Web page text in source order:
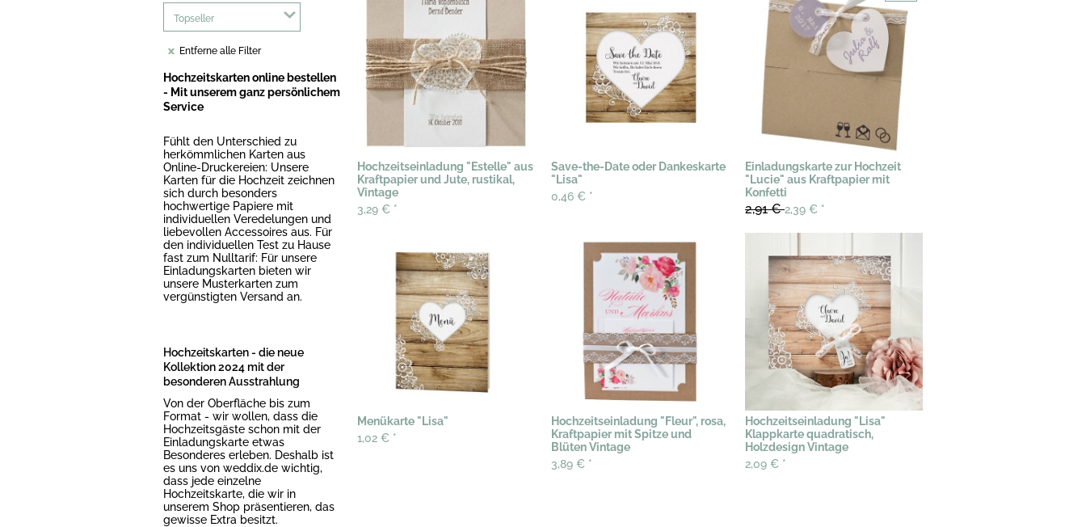
Topseller
Entferne alle Filter
Hochzeitskarten online bestellen
- Mit unserem ganz persönlichem
Service
Fühlt den Unterschied zu
herkömmlichen Karten aus
Online-Druckereien: Unsere
Karten für die Hochzeit zeichnen
sich durch besonders
hochwertige Papiere mit
individuellen Veredelungen und
liebevollen Accessoires aus. Für
den individuellen Test zu Hause
fast zum Nulltarif: Für unsere
Einladungskarten bieten wir
unsere Musterkarten zum
vergünstigten Versand an.
Hochzeitskarten - die neue
Kollektion 2024 mit der
besonderen Ausstrahlung
Von der Oberfläche bis zum
Format - wir wollen, dass die
Hochzeitsgäste schon mit der
Einladungskarte etwas
Besonderes erleben. Deshalb ist
es uns von weddix.de wichtig,
dass jede einzelne
Hochzeitskarte, die wir in
unserem Shop präsentieren, das
gewisse Extra besitzt.
Hochzeitseinladung "Estelle" aus
Kraftpapier und Jute, rustikal,
Vintage
3,29 € *
Save-the-Date oder Dankeskarte
"Lisa"
0,46 € *
Einladungskarte zur Hochzeit
"Lucie" aus Kraftpapier mit
Konfetti
2,91 €2,39 € *
Menükarte "Lisa"
1,02 € *
Hochzeitseinladung "Fleur", rosa,
Kraftpapier mit Spitze und
Blüten Vintage
3,89 € *
Hochzeitseinladung "Lisa"
Klappkarte quadratisch,
Holzdesign Vintage
2,09 € *